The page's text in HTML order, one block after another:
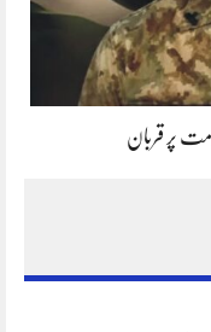
پر قربان